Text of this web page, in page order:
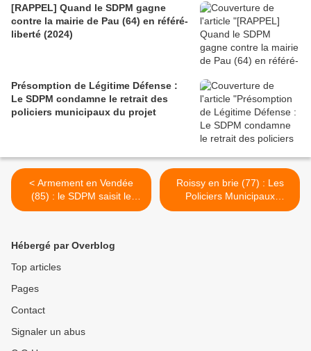
[RAPPEL] Quand le SDPM gagne
contre la mairie de Pau (64) en référé-
liberté (2024)
Présomption de Légitime Défense :
Le SDPM condamne le retrait des
policiers municipaux du projet
< Armement en Vendée
(85) : le SDPM saisit le
Conseil d'Etat contre la
Roissy en brie (77) : Les
Policiers Municipaux
interpellent un
Hébergé par Overblog
Top articles
Pages
Contact
Signaler un abus